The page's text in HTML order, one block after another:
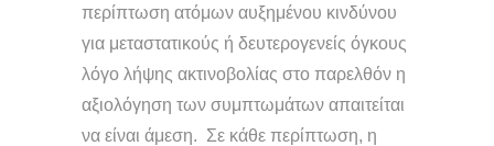
περίπτωση ατόμων αυξημένου κινδύνου
για μεταστατικούς ή δευτερογενείς όγκους
λόγο λήψης ακτινοβολίας στο παρελθόν η
αξιολόγηση των συμπτωμάτων απαιτείται
να είναι άμεση. Σε κάθε περίπτωση, η